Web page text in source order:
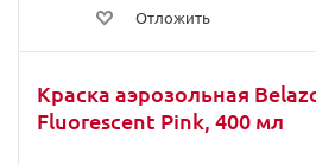
Отложить
Краска аэрозольная
Fluorescent Pink, 400 мл